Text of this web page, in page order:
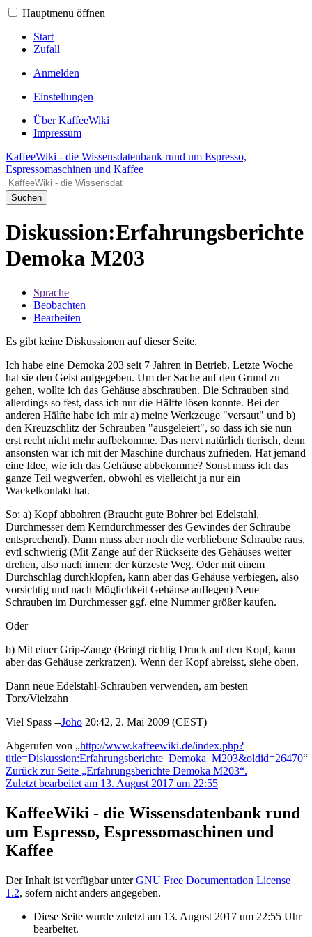
Hauptmenü öffnen
Start
Zufall
Anmelden
Einstellungen
Über KaffeeWiki
Impressum
KaffeeWiki - die Wissensdatenbank rund um Espresso,
Espressomaschinen und Kaffee
Suchen
Diskussion:Erfahrungsberichte
Demoka M203
Sprache
Beobachten
Bearbeiten
Es gibt keine Diskussionen auf dieser Seite.
Ich habe eine Demoka 203 seit 7 Jahren in Betrieb. Letzte Woche
hat sie den Geist aufgegeben. Um der Sache auf den Grund zu
gehen, wollte ich das Gehäuse abschrauben. Die Schrauben sind
allerdings so fest, dass ich nur die Hälfte lösen konnte. Bei der
anderen Hälfte habe ich mir a) meine Werkzeuge "versaut" und b)
den Kreuzschlitz der Schrauben "ausgeleiert", so dass ich sie nun
erst recht nicht mehr aufbekomme. Das nervt natürlich tierisch, denn
ansonsten war ich mit der Maschine durchaus zufrieden. Hat jemand
eine Idee, wie ich das Gehäuse abbekomme? Sonst muss ich das
ganze Teil wegwerfen, obwohl es vielleicht ja nur ein
Wackelkontakt hat.
So: a) Kopf abbohren (Braucht gute Bohrer bei Edelstahl,
Durchmesser dem Kerndurchmesser des Gewindes der Schraube
entsprechend). Dann muss aber noch die verbliebene Schraube raus,
evtl schwierig (Mit Zange auf der Rückseite des Gehäuses weiter
drehen, also nach innen: der kürzeste Weg. Oder mit einem
Durchschlag durchklopfen, kann aber das Gehäuse verbiegen, also
vorsichtig und nach Möglichkeit Gehäuse auflegen) Neue
Schrauben im Durchmesser ggf. eine Nummer größer kaufen.
Oder
b) Mit einer Grip-Zange (Bringt richtig Druck auf den Kopf, kann
aber das Gehäuse zerkratzen). Wenn der Kopf abreisst, siehe oben.
Dann neue Edelstahl-Schrauben verwenden, am besten
Torx/Vielzahn
Viel Spass --Joho 20:42, 2. Mai 2009 (CEST)
Abgerufen von „http://www.kaffeewiki.de/index.php?
title=Diskussion:Erfahrungsberichte_Demoka_M203&oldid=26470“
Zurück zur Seite „Erfahrungsberichte Demoka M203“.
Zuletzt bearbeitet am 13. August 2017 um 22:55
KaffeeWiki - die Wissensdatenbank rund
um Espresso, Espressomaschinen und
Kaffee
Der Inhalt ist verfügbar unterGNU Free Documentation License
1.2, sofern nicht anders angegeben.
Diese Seite wurde zuletzt am 13. August 2017 um 22:55 Uhr
bearbeitet.